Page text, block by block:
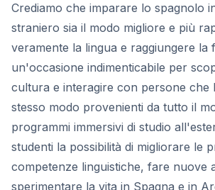
Crediamo che imparare lo spagnolo
straniero sia il modo migliore e più
veramente la lingua e raggiungere la
un'occasione indimenticabile per
cultura e interagire con persone che
stesso modo provenienti da tutto il
programmi immersivi di studio
studenti la possibilità di migliorare le
competenze linguistiche, fare nuove
sperimentare la vita in Spagna e in